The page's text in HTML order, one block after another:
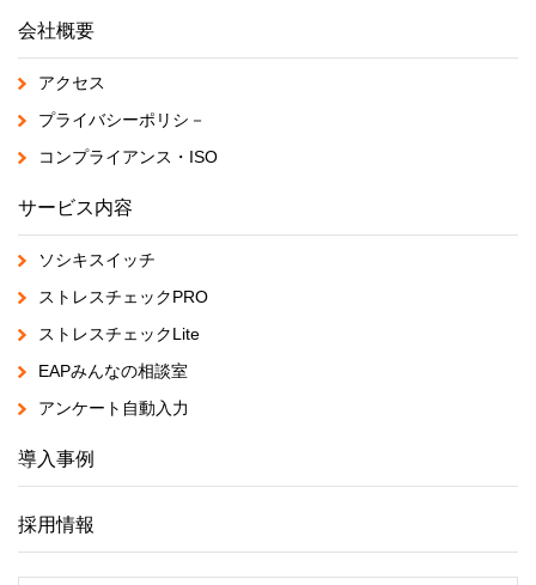
会社概要
アクセス
プライバシーポリシ－
コンプライアンス・ISO
サービス内容
ソシキスイッチ
ストレスチェックPRO
ストレスチェックLite
EAPみんなの相談室
アンケート自動入力
導入事例
採用情報